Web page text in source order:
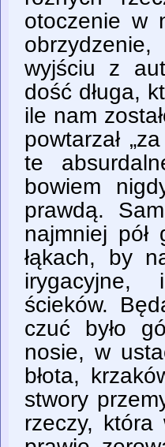
otoczenie w
wyjściu z
dość długa,
ile nam
powtarzał
te
bowiem
prawdą.
najmniej pół
łąkach, by
irygacyjne,
ścieków.
czuć było
nosie, w
błota,
stwory
rzeczy, która